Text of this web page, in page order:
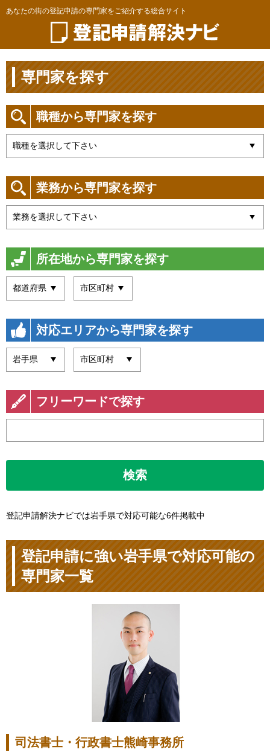
あなたの街の登記申請の専門家をご紹介する総合サイト
専門家を探す
職種から専門家を探す
業務から専門家を探す
所在地から専門家を探す
対応エリアから専門家を探す
フリーワードで探す
検索
登記申請解決ナビでは岩手県で対応可能な6件掲載中
登記申請に強い岩手県で対応可能の
専門家一覧
司法書士・行政書士熊崎事務所